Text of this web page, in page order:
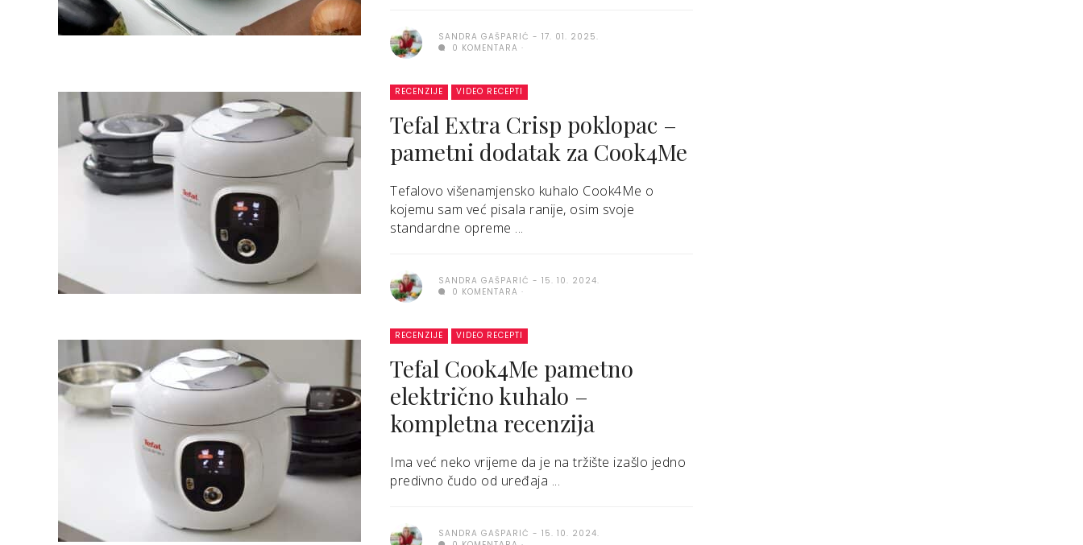
SANDRA GAŠPARIĆ
17. 01. 2025.
0 KOMENTARA
RECENZIJE VIDEO RECEPTI
Tefal Extra Crisp poklopac –
pametni dodatak za Cook4Me
Tefalovo višenamjensko kuhalo Cook4Me o
kojemu sam već pisala ranije, osim svoje
standardne opreme ...
SANDRA GAŠPARIĆ
15. 10. 2024.
0 KOMENTARA
RECENZIJE VIDEO RECEPTI
Tefal Cook4Me pametno
električno kuhalo –
kompletna recenzija
Ima već neko vrijeme da je na tržište izašlo jedno
predivno čudo od uređaja ...
SANDRA GAŠPARIĆ
15. 10. 2024.